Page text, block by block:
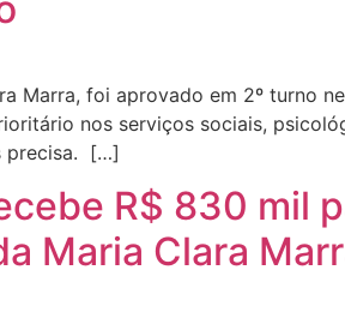
Marra, foi aprovado em 2º turno
nos serviços sociais,
precisa. […]
R$ 830 mil
Maria Clara